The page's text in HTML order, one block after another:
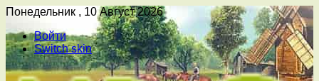
Понедельник , 10 Август 2026
Войти
Switch skin